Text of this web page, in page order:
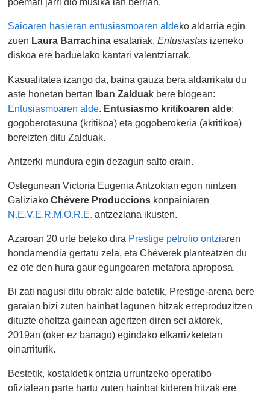
Saioaren hasieran entusiasmoaren aldeko aldarria egin
zuen Laura Barrachina esatariak.Entusiastas izeneko
diskoa ere baduelako kantari valentziarrak.
Kasualitatea izango da, baina gauza bera aldarrikatu du
aste honetan bertan Iban Zalduak bere blogean:
Entusiasmoaren alde Entusiasmo kritikoaren alde:
gogoberotasuna (kritikoa) eta gogoberokeria (akritikoa)
bereizten ditu Zalduak.
Antzerki mundura egin dezagun salto orain.
Ostegunean Victoria Eugenia Antzokian egon nintzen
GaliziakoChévere Produccions konpainiaren
N.E.V.E.R.M.O.R.E. antzezlana ikusten.
Azaroan 20 urte beteko dira Prestige petrolio ontziaren
hondamendia gertatu zela, eta Chéverek planteatzen du
ez ote den hura gaur egungoaren metafora aproposa.
Bi zati nagusi ditu obrak: alde batetik, Prestige-arena bere
garaian bizi zuten hainbat lagunen hitzak erreproduzitzen
dituzte oholtza gainean agertzen diren sei aktorek,
2019an (oker ez banago) egindako elkarrizketetan
oinarriturik.
Bestetik, kostaldetik ontzia urruntzeko operatibo
ofizialean parte hartu zuten hainbat kideren hitzak ere